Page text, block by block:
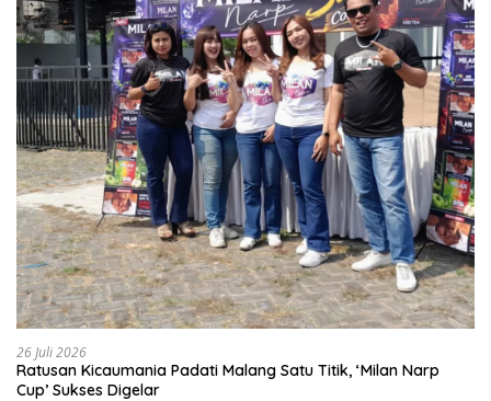
26 Juli 2026
Ratusan Kicaumania Padati Malang Satu Titik, ‘Milan Narp
Cup’ Sukses Digelar